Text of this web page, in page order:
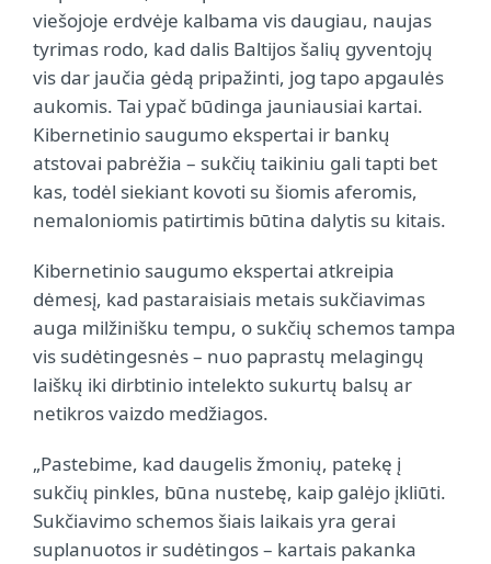
viešojoje erdvėje kalbama vis daugiau, naujas
tyrimas rodo, kad dalis Baltijos šalių gyventojų
vis dar jaučia gėdą pripažinti, jog tapo apgaulės
aukomis. Tai ypač būdinga jauniausiai kartai.
Kibernetinio saugumo ekspertai ir bankų
atstovai pabrėžia – sukčių taikiniu gali tapti bet
kas, todėl siekiant kovoti su šiomis aferomis,
nemaloniomis patirtimis būtina dalytis su kitais.
Kibernetinio saugumo ekspertai atkreipia
dėmesį, kad pastaraisiais metais sukčiavimas
auga milžinišku tempu, o sukčių schemos tampa
vis sudėtingesnės – nuo paprastų melagingų
laiškų iki dirbtinio intelekto sukurtų balsų ar
netikros vaizdo medžiagos.
„Pastebime, kad daugelis žmonių, patekę į
sukčių pinkles, būna nustebę, kaip galėjo įkliūti.
Sukčiavimo schemos šiais laikais yra gerai
suplanuotos ir sudėtingos – kartais pakanka